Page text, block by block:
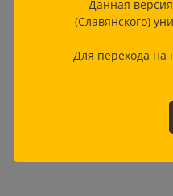
Данная
(Славянского)
Для перехода на